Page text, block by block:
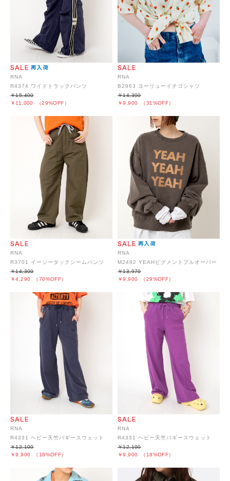
RNA
R4374 ワイドトラックパンツ
￥11,000 （29%OFF）
￥15,400
RNA
B2963 ヨーリューイチゴシャツ
￥9,900 （31%OFF）
￥14,300
RNA
R3701 イージータックシームパンツ
￥4,290 （70%OFF）
￥14,300
RNA
M2492 YEAHピグメントプルオーバー
￥9,900 （29%OFF）
￥13,970
RNA
R4331 ヘビー天竺バギースウェット
￥9,900 （18%OFF）
￥12,100
RNA
R4331 ヘビー天竺バギースウェット
￥9,900 （18%OFF）
￥12,100